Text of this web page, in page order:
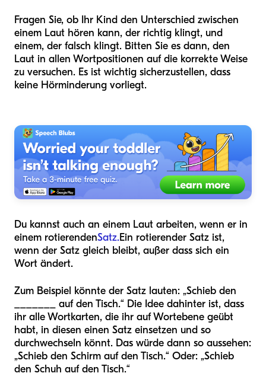
Fragen Sie, ob Ihr Kind den Unterschied zwischen
einem Laut hören kann, der richtig klingt, und
einem, der falsch klingt. Bitten Sie es dann, den
Laut in allen Wortpositionen auf die korrekte Weise
zu versuchen. Es ist wichtig sicherzustellen, dass
keine Hörminderung vorliegt.
Du kannst auch an einem Laut arbeiten, wenn er in
einem rotierendenSatz.Ein rotierender Satz ist,
wenn der Satz gleich bleibt, außer dass sich ein
Wort ändert.
Zum Beispiel könnte der Satz lauten: „Schieb den
_______ auf den Tisch.“ Die Idee dahinter ist, dass
ihr alle Wortkarten, die ihr auf Wortebene geübt
habt, in diesen einen Satz einsetzen und so
durchwechseln könnt. Das würde dann so aussehen:
„Schieb den Schirm auf den Tisch.“ Oder: „Schieb
den Schuh auf den Tisch.“